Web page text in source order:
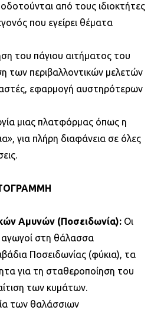
από τους ιδιοκτήτες
που εγείρει θέματα
του πάγιου αιτήματος του
των περιβαλλοντικών μελετών
εφαρμογή αυστηρότερων
μιας πλατφόρμας όπως η
για πλήρη διαφάνεια σε όλες
Αμυνών (Ποσειδωνία): Οι
αγωγοί στη θάλασσα
Ποσειδωνίας (φύκια), τα
για τη σταθεροποίηση του
των κυμάτων.
των θαλάσσιων